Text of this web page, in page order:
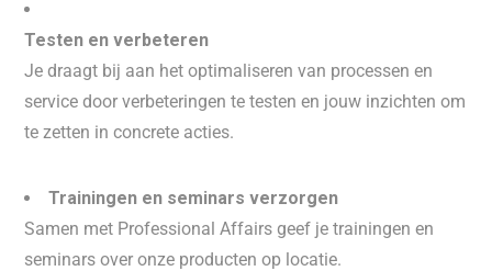
Testen en verbeteren
Je draagt bij aan het optimaliseren van processen en
service door verbeteringen te testen en jouw inzichten om
te zetten in concrete acties.
Trainingen en seminars verzorgen
Samen met Professional Affairs geef je trainingen en
seminars over onze producten op locatie.